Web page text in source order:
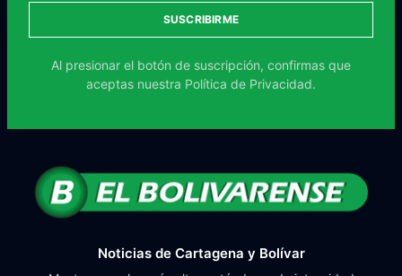
SUSCRIBIRME
Al presionar el botón de suscripción, confirmas que
aceptas nuestra Política de Privacidad.
Noticias de Cartagena y Bolívar